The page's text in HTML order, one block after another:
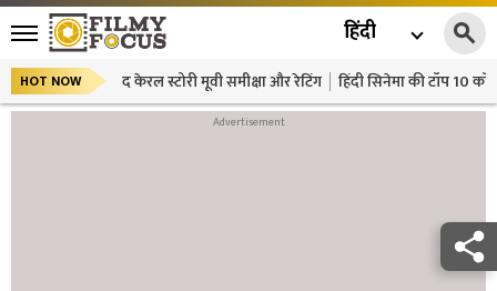
हिंदी
HOT NOW द केरल स्टोरी मूवी समीक्षा और रेटिंग हिंदी सिनेमा की टॉप 10